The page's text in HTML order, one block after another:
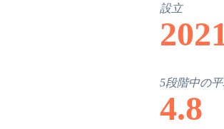
設立
5段階中の
4.8